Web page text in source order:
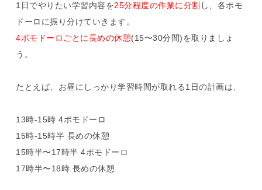
1日でやりたい学習内容を25分程度の作業に分割 し、各ポモ
ドーロに振り分けていきます。
4ポモドーロごとに長めの休憩(15〜30分間)を取りましょ
う。
たとえば、お昼にしっかり学習時間が取れる1日の計画は、
13時-15時 4ポモドーロ
15時-15時半 長めの休憩
15時半〜17時半 4ポモドーロ
17時半〜18時 長めの休憩